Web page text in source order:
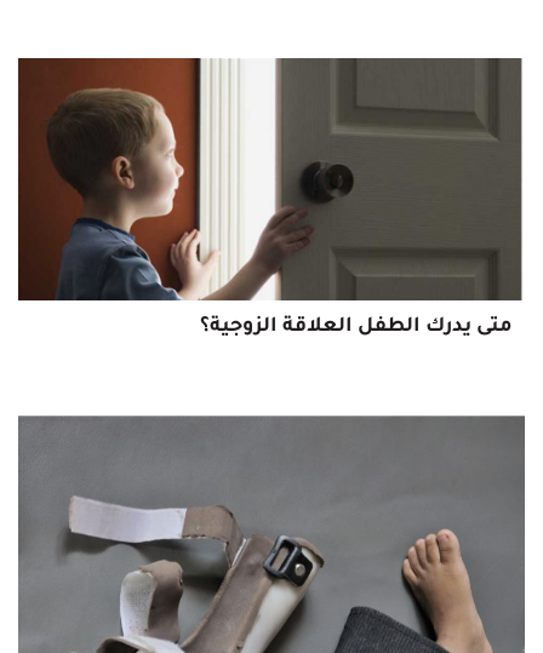
متى يدرك الطفل العلاقة الزوجية؟